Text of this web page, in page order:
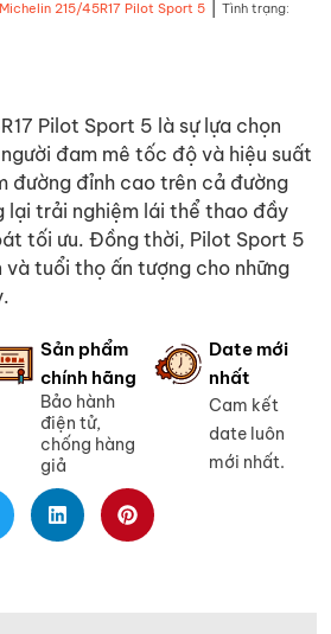
Michelin 215/45R17 Pilot Sport 5
Tình trạng:
Pilot Sport 5 là sự lựa chọn
đam mê tốc độ và hiệu suất
đường đỉnh cao trên cả đường
lại trải nghiệm lái thể thao đầy
tối ưu. Đồng thời, Pilot Sport 5
tuổi thọ ấn tượng cho những
Sản phẩm
chính hãng
Bảo hành
điện tử,
chống hàng
giả
Date mới
nhất
Cam kết
date luôn
mới nhất.